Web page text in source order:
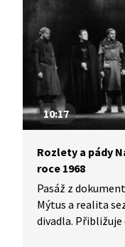
10:17
Rozlety a pády
roce 1968
Pasáž z
Mýtus a realita
divadla.